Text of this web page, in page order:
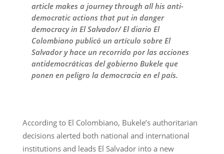
article makes a journey through all his anti-
democratic actions that put in danger
democracy in El Salvador/ El diario El
Colombiano publicó un artículo sobre El
Salvador y hace un recorrido por las acciones
antidemocráticas del gobierno Bukele que
ponen en peligro la democracia en el país.
According to El Colombiano, Bukele’s authoritarian
decisions alerted both national and international
institutions and leads El Salvador into a new